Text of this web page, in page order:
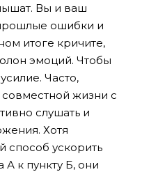
Вы и ваш
ошибки и
итоге кричите,
эмоций. Чтобы
Часто,
жизни с
слушать и
Хотя
ускорить
А к пункту Б, они